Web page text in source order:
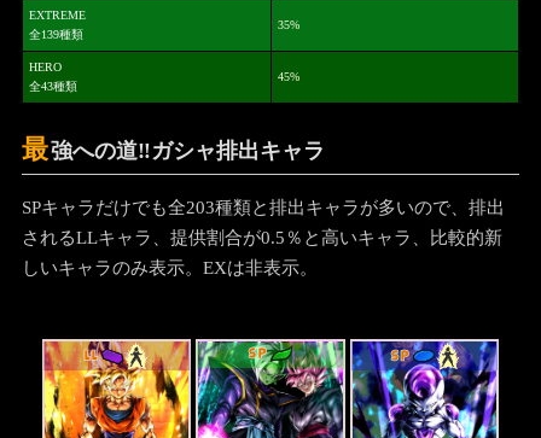
EXTREME
全139種類
35%
HERO
全43種類
45%
最強への道‼ガシャ排出キャラ
SPキャラだけでも全203種類と排出キャラが多いので、排出
されるLLキャラ、提供割合が0.5％と高いキャラ、比較的新
しいキャラのみ表示。EXは非表示。
LL SP SP